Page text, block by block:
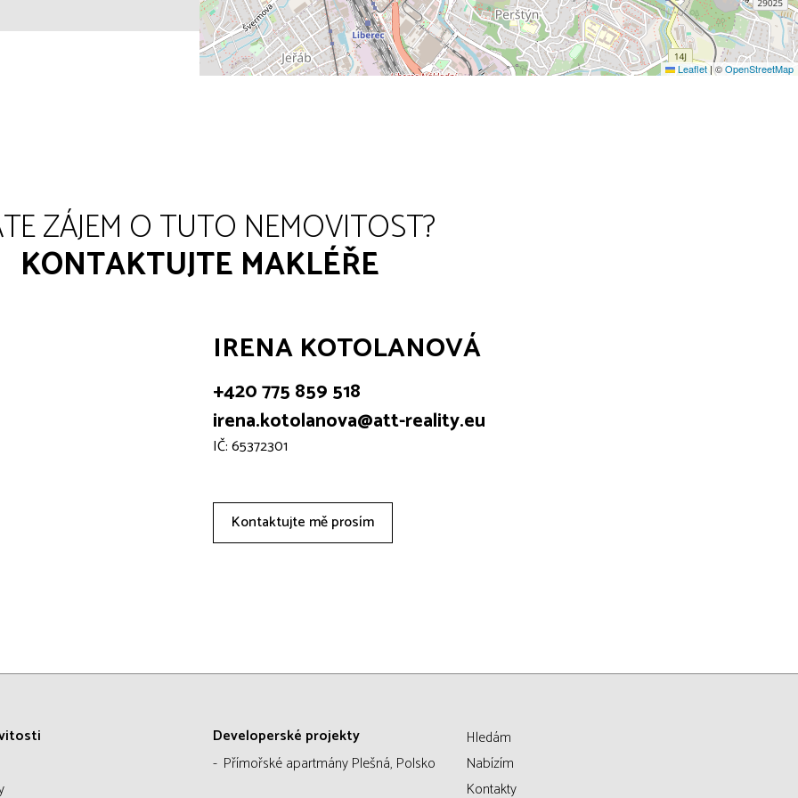
Leaflet|©OpenStreetMap
ZÁJEM O TUTO NEMOVITOST?
KONTAKTUJTE MAKLÉŘE
IRENA KOTOLANOVÁ
+420 775 859 518
irena.kotolanova@att-reality.eu
IČ: 65372301
Kontaktujte mě prosím
Developerské projekty
Přímořské apartmány Plešná, Polsko
Hledám
Nabízím
Kontakty